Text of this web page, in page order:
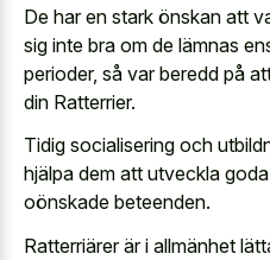
De har en stark önskan att
sig inte bra om de lämnas
perioder, så var beredd på
din Ratterrier.
Tidig socialisering och
hjälpa dem att utveckla
oönskade beteenden.
Ratterriärer är i allmänhet